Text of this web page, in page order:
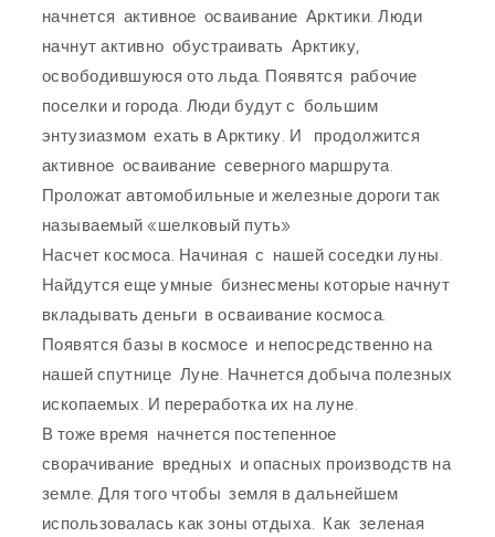
начнется активное осваивание Арктики. Люди
начнут активно обустраивать Арктику,
освободившуюся ото льда. Появятся рабочие
поселки и города. Люди будут с большим
энтузиазмом ехать в Арктику. И продолжится
активное осваивание северного маршрута.
Проложат автомобильные и железные дороги так
называемый «шелковый путь»
Насчет космоса. Начиная с нашей соседки луны.
Найдутся еще умные бизнесмены которые начнут
вкладывать деньги в осваивание космоса.
Появятся базы в космосе и непосредственно на
нашей спутнице Луне. Начнется добыча полезных
ископаемых. И переработка их на луне.
В тоже время начнется постепенное
сворачивание вредных и опасных производств на
земле. Для того чтобы земля в дальнейшем
использовалась как зоны отдыха. Как зеленая